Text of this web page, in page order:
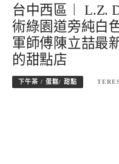
台中西區︱ L.Z.
術綠園道旁純白
軍師傅陳立喆最
的甜點店
下午茶 / 蛋糕/ 甜點